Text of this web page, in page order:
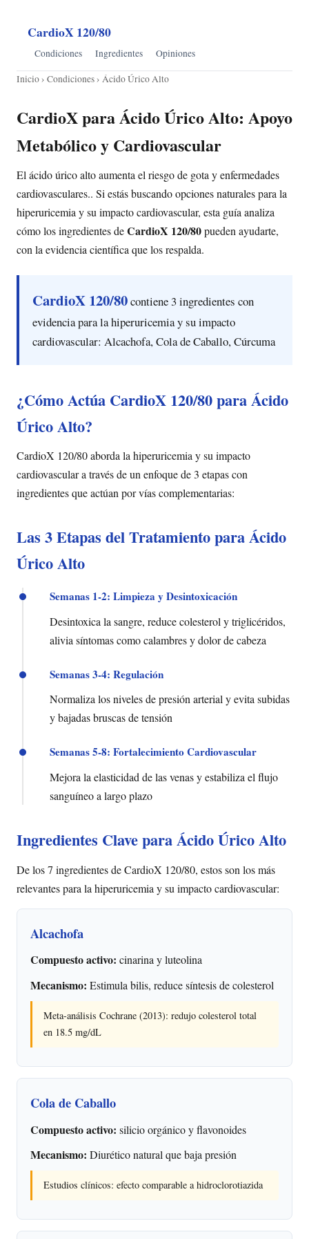
CardioX 120/80
Condiciones Ingredientes Opiniones
Inicio› Condiciones› Ácido Úrico Alto
CardioX para Ácido Úrico Alto: Apoyo
Metabólico y Cardiovascular
El ácido úrico alto aumenta el riesgo de gota y enfermedades
cardiovasculares.. Si estás buscando opciones naturales para la
hiperuricemia y su impacto cardiovascular, esta guía analiza
cómo los ingredientes deCardioX 120/80pueden ayudarte,
con la evidencia científica que los respalda.
CardioX 120/80contiene 3 ingredientes con
evidencia para la hiperuricemia y su impacto
cardiovascular: Alcachofa, Cola de Caballo, Cúrcuma
¿Cómo Actúa CardioX 120/80 para Ácido
Úrico Alto?
CardioX 120/80 aborda la hiperuricemia y su impacto
cardiovascular a través de un enfoque de 3 etapas con
ingredientes que actúan por vías complementarias:
Las 3 Etapas del Tratamiento para Ácido
Úrico Alto
Semanas 1-2: Limpieza y Desintoxicación
Desintoxica la sangre, reduce colesterol y triglicéridos,
alivia síntomas como calambres y dolor de cabeza
Semanas 3-4: Regulación
Normaliza los niveles de presión arterial y evita subidas
y bajadas bruscas de tensión
Semanas 5-8: Fortalecimiento Cardiovascular
Mejora la elasticidad de las venas y estabiliza el flujo
sanguíneo a largo plazo
Ingredientes Clave para Ácido Úrico Alto
De los 7 ingredientes de CardioX 120/80, estos son los más
relevantes para la hiperuricemia y su impacto cardiovascular:
Alcachofa
Compuesto activo: cinarina y luteolina
Mecanismo: Estimula bilis, reduce síntesis de colesterol
Meta-análisis Cochrane (2013): redujo colesterol total
en 18.5 mg/dL
Cola de Caballo
Compuesto activo: silicio orgánico y flavonoides
Mecanismo: Diurético natural que baja presión
Estudios clínicos: efecto comparable a hidroclorotiazida